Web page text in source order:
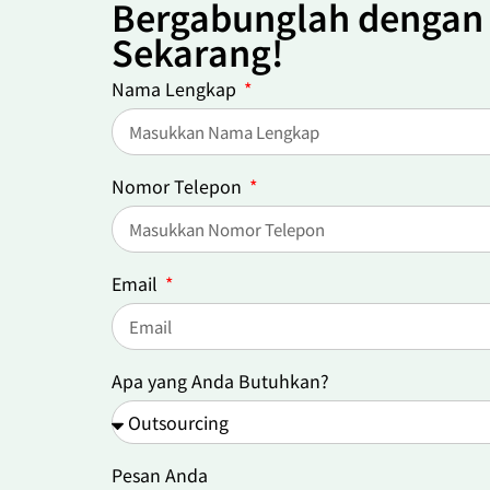
Bergabunglah
Sekarang!
Nama Lengkap
Nomor Telepon
Email
Apa yang Anda Butuhkan?
Pesan Anda